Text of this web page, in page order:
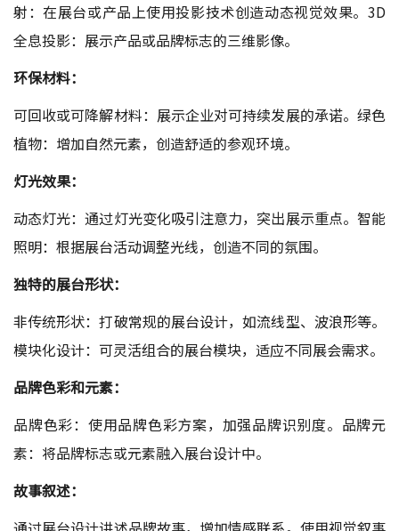
射：在展台或产品上使用投影技术创造动态视觉效果。3D
全息投影：展示产品或品牌标志的三维影像。
环保材料：
可回收或可降解材料：展示企业对可持续发展的承诺。绿色
植物：增加自然元素，创造舒适的参观环境。
灯光效果：
动态灯光：通过灯光变化吸引注意力，突出展示重点。智能
照明：根据展台活动调整光线，创造不同的氛围。
独特的展台形状：
非传统形状：打破常规的展台设计，如流线型、波浪形等。
模块化设计：可灵活组合的展台模块，适应不同展会需求。
品牌色彩和元素：
品牌色彩：使用品牌色彩方案，加强品牌识别度。品牌元
素：将品牌标志或元素融入展台设计中。
故事叙述：